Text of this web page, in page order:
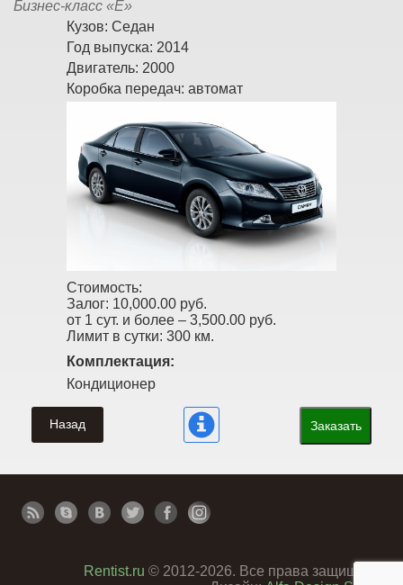
Бизнес-класс «E»
Кузов: Седан
Год выпуска: 2014
Двигатель: 2000
Коробка передач: автомат
Стоимость:
Залог: 10,000.00 руб.
от 1 сут. и более – 3,500.00 руб.
Лимит в сутки: 300 км.
Комплектация:
Кондиционер
Назад Заказать
Rentist.ru © 2012-2026. Все права защищены